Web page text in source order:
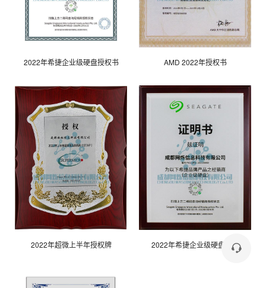
2022年希捷企业级硬盘授权书 AMD 2022年授权书
2022年超微上半年授权牌 2022年希捷企业级硬盘授权